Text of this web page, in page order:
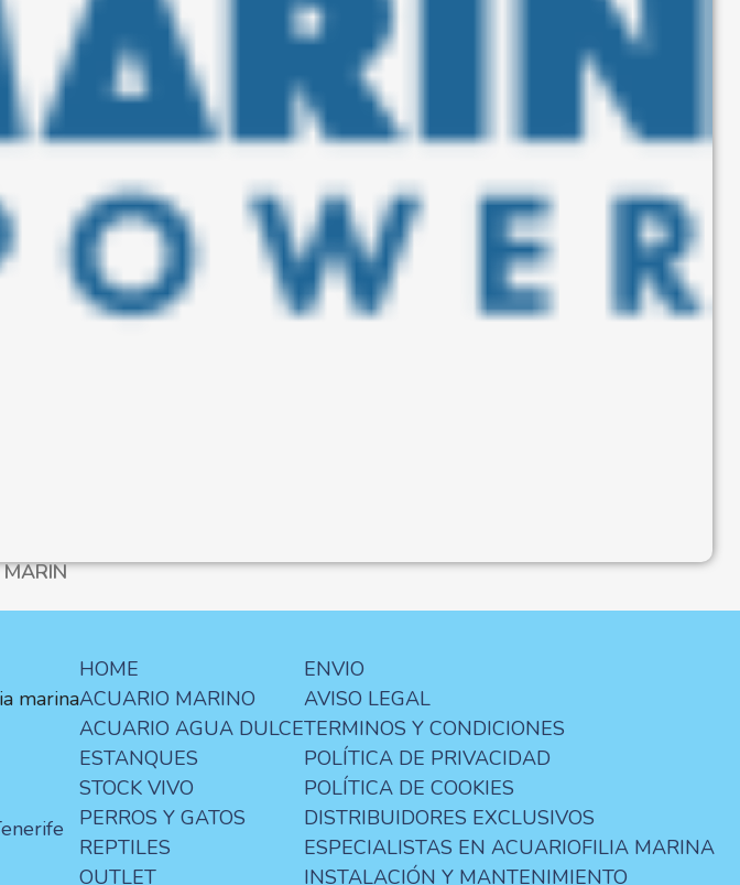
marina
HOME
ACUARIO MARINO
ACUARIO AGUA DULCE
ESTANQUES
STOCK VIVO
PERROS Y GATOS
REPTILES
OUTLET
ENVIO
AVISO LEGAL
TERMINOS Y CONDICIONES
POLÍTICA DE PRIVACIDAD
POLÍTICA DE COOKIES
DISTRIBUIDORES EXCLUSIVOS
ESPECIALISTAS EN ACUARIOFILIA MARINA
INSTALACIÓN Y MANTENIMIENTO